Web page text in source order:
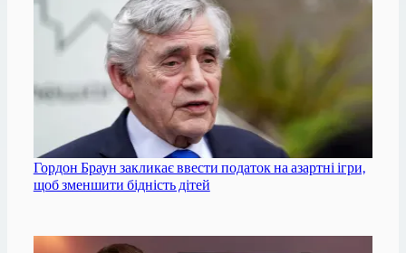
Гордон Браун закликає ввести податок на азартні ігри,
щоб зменшити бідність дітей